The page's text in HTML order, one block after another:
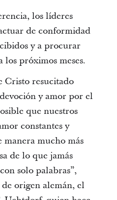
los líderes
de conformidad
y a procurar
próximos meses.
Cristo resucitado
y amor por el
que nuestros
constantes y
mucho más
de lo que jamás
solo palabras”,
origen alemán, el